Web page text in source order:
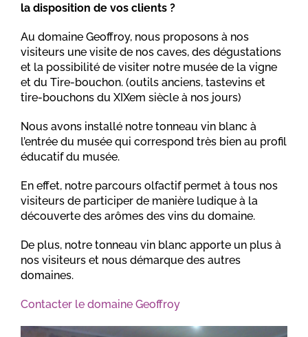
la disposition de vos clients ?
Au domaine Geoffroy, nous proposons à nos
visiteurs une visite de nos caves, des dégustations
et la possibilité de visiter notre musée de la vigne
et du Tire-bouchon. (outils anciens, tastevins et
tire-bouchons du XIXem siècle à nos jours)
Nous avons installé notre tonneau vin blanc à
l’entrée du musée qui correspond très bien au profil
éducatif du musée.
En effet, notre parcours olfactif permet à tous nos
visiteurs de participer de manière ludique à la
découverte des arômes des vins du domaine.
De plus, notre tonneau vin blanc apporte un plus à
nos visiteurs et nous démarque des autres
domaines.
Contacter le domaine Geoffroy